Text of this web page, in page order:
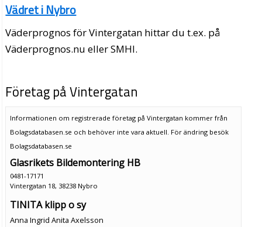
Vädret i Nybro
Väderprognos för Vintergatan hittar du t.ex. på
Väderprognos.nu eller SMHI.
Företag på Vintergatan
Informationen om registrerade företag på Vintergatan kommer från
Bolagsdatabasen.se och behöver inte vara aktuell. För ändring besök
Bolagsdatabasen.se
Glasrikets Bildemontering HB
0481-17171
Vintergatan 18, 38238 Nybro
TINITA klipp o sy
Anna Ingrid Anita Axelsson